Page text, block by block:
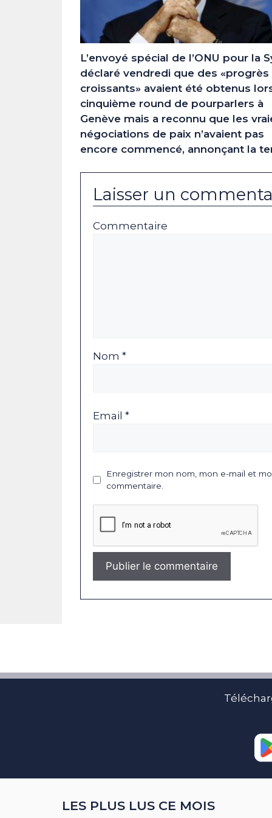
L’envoyé spécial de l’ONU pour la
déclaré vendredi que des «progrès
croissants» avaient été obtenus
cinquième round de pourparlers à
Genève mais a reconnu que les
négociations de paix n’avaient pas
encore commencé, annonçant la
Laisser un
Commentaire
Nom *
Email *
Enregistrer mon nom, mon e-mail et
commentaire.
LES PLUS LUS CE MOIS